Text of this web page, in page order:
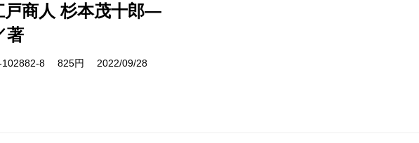
商人 杉本茂十郎―
著
102882-8 825円 2022/09/28